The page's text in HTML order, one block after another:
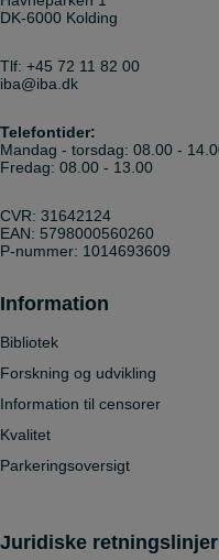
DK-6000 Kolding
Tlf: +45 72 11 82 00
iba@iba.dk
Telefontider:
Mandag - torsdag: 08.00 -
Fredag: 08.00 - 13.00
CVR: 31642124
EAN: 5798000560260
P-nummer: 1014693609
Information
Bibliotek
Forskning og udvikling
Information til censorer
Kvalitet
Parkeringsoversigt
Juridiske retningslinjer